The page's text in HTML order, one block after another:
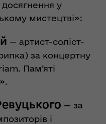
досягнення у
мистецтві»:
— артист-соліст-
за концертну
Пам’яті
— за
і